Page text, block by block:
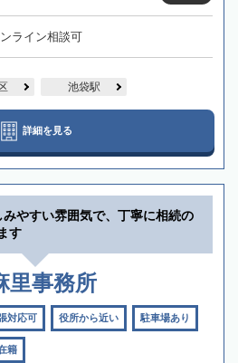
ライン相談可
池袋駅
詳細を見る
みやすい雰囲気で、丁寧に相続の
す
里事務所
対応可 役所から近い 駐車場あり
籍